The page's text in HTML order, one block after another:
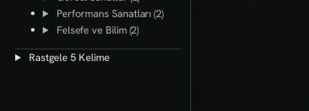
Performans Sanatları (2)
Felsefe ve Bilim (2)
Rastgele 5 Kelime